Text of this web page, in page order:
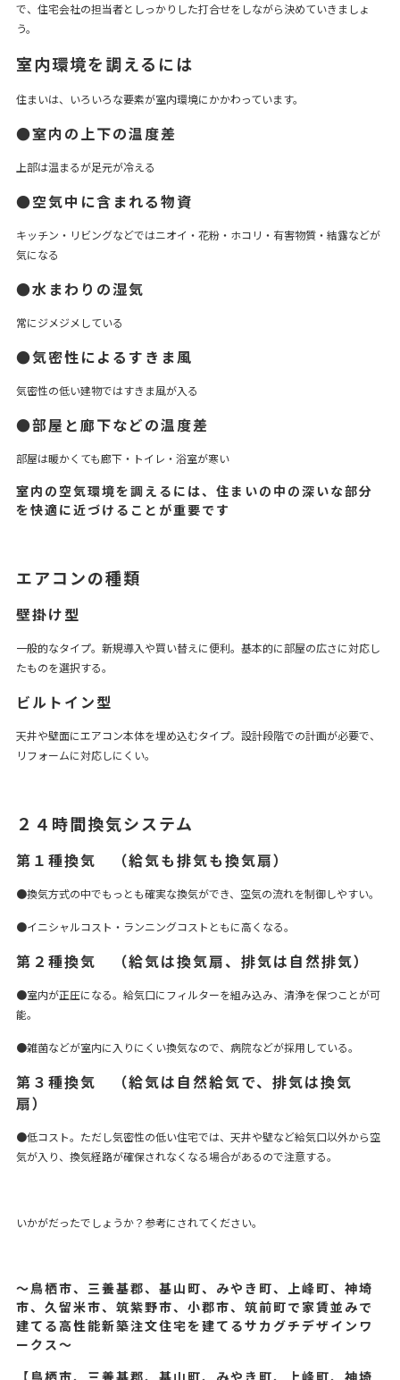
で、住宅会社の担当者としっかりした打合せをしながら決めていきましょ
う。
室内環境を調えるには
住まいは、いろいろな要素が室内環境にかかわっています。
●室内の上下の温度差
上部は温まるが足元が冷える
●空気中に含まれる物資
キッチン・リビングなどではニオイ・花粉・ホコリ・有害物質・結露などが
気になる
●水まわりの湿気
常にジメジメしている
●気密性によるすきま風
気密性の低い建物ではすきま風が入る
●部屋と廊下などの温度差
部屋は暖かくても廊下・トイレ・浴室が寒い
室内の空気環境を調えるには、住まいの中の深いな部分
を快適に近づけることが重要です
エアコンの種類
壁掛け型
一般的なタイプ。新規導入や買い替えに便利。基本的に部屋の広さに対応し
たものを選択する。
ビルトイン型
天井や壁面にエアコン本体を埋め込むタイプ。設計段階での計画が必要で、
リフォームに対応しにくい。
２４時間換気システム
第１種換気 （給気も排気も換気扇）
●換気方式の中でもっとも確実な換気ができ、空気の流れを制御しやすい。
●イニシャルコスト・ランニングコストともに高くなる。
第２種換気 （給気は換気扇、排気は自然排気）
●室内が正圧になる。給気口にフィルターを組み込み、清浄を保つことが可
能。
●雑菌などが室内に入りにくい換気なので、病院などが採用している。
第３種換気 （給気は自然給気で、排気は換気
扇）
●低コスト。ただし気密性の低い住宅では、天井や壁など給気口以外から空
気が入り、換気経路が確保されなくなる場合があるので注意する。
いかがだったでしょうか？参考にされてください。
～鳥栖市、三養基郡、基山町、みやき町、上峰町、神埼
市、久留米市、筑紫野市、小郡市、筑前町で家賃並みで
建てる高性能新築注文住宅を建てるサカグチデザインワ
ークス～
【鳥栖市、三養基郡、基山町、みやき町、上峰町、神埼